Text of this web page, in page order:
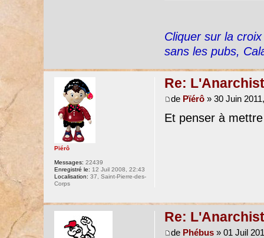
Cliquer sur la
sans les pubs,
Re:
de Pïérô» 30 Juin
Et penser à
Pïérô
Messages: 22439
Enregistré le: 12 Juil 2008, 22:43
Localisation: 37, Saint-Pierre-des-
Corps
Re:
de Phébus» 01 Juil